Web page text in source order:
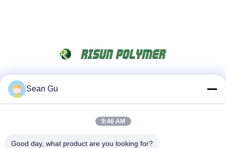
Contacto Rápido
Sean Gu
9:46 AM
Good day, what product are you looking for?